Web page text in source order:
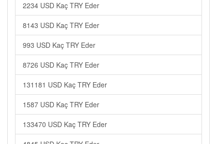
2234 USD Kaç TRY Eder
8143 USD Kaç TRY Eder
993 USD Kaç TRY Eder
8726 USD Kaç TRY Eder
131181 USD Kaç TRY Eder
1587 USD Kaç TRY Eder
133470 USD Kaç TRY Eder